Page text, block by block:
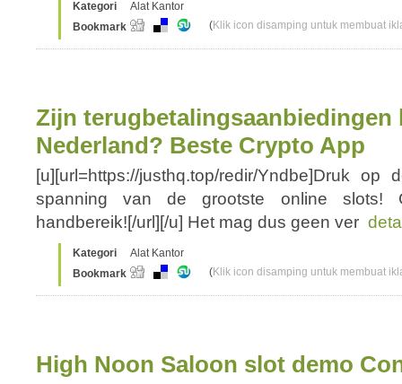
Kategori
Alat Kantor
Bookmark
(Klik icon disamping untuk membuat
Zijn
Nederland? Beste Crypto App
[u][url=https://justhq.top/redir/Yndbe]Druk
spanning van de grootste online slots!
handbereik![/url][/u] Het mag dus geen ver
Kategori
Alat Kantor
Bookmark
(Klik icon disamping untuk membuat
High Noon Saloon slot demo